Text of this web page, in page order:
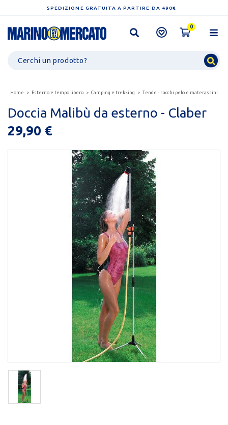
SPEDIZIONE GRATUITA A PARTIRE DA 490€
0
Home Esterno e tempo libero Camping e trekking Tende - sacchi pelo e materassini
Doccia Malibù da esterno - Claber
29,90 €